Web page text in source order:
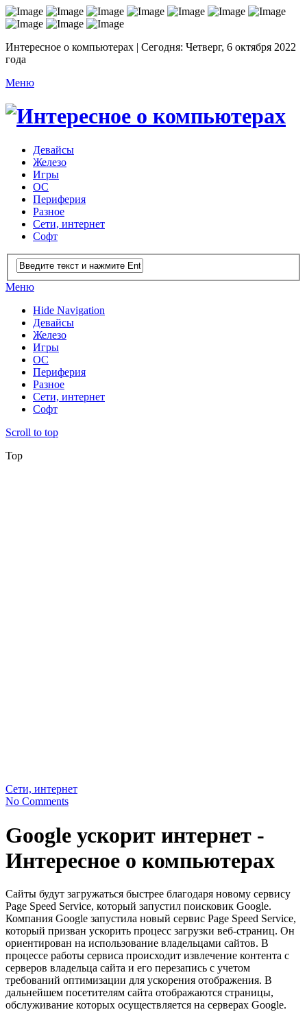
Интересное о компьютерах | Сегодня: Четверг, 6 октября 2022
года
Меню
Девайсы
Железо
Игры
ОС
Периферия
Разное
Сети, интернет
Софт
Меню
Hide Navigation
Девайсы
Железо
Игры
ОС
Периферия
Разное
Сети, интернет
Софт
Scroll to top
Top
Сети, интернет
No Comments
Google ускорит интернет -
Интересное о компьютерах
Сайты будут загружаться быстрее благодаря новому сервису
Page Speed Service, который запустил поисковик Google.
Компания Google запустила новый сервис Page Speed Service,
который призван ускорить процесс загрузки веб-страниц. Он
ориентирован на использование владельцами сайтов. В
процессе работы сервиса происходит извлечение контента с
серверов владельца сайта и его перезапись с учетом
требований оптимизации для ускорения отображения. В
дальнейшем посетителям сайта отображаются страницы,
обслуживание которых осуществляется на серверах Google.